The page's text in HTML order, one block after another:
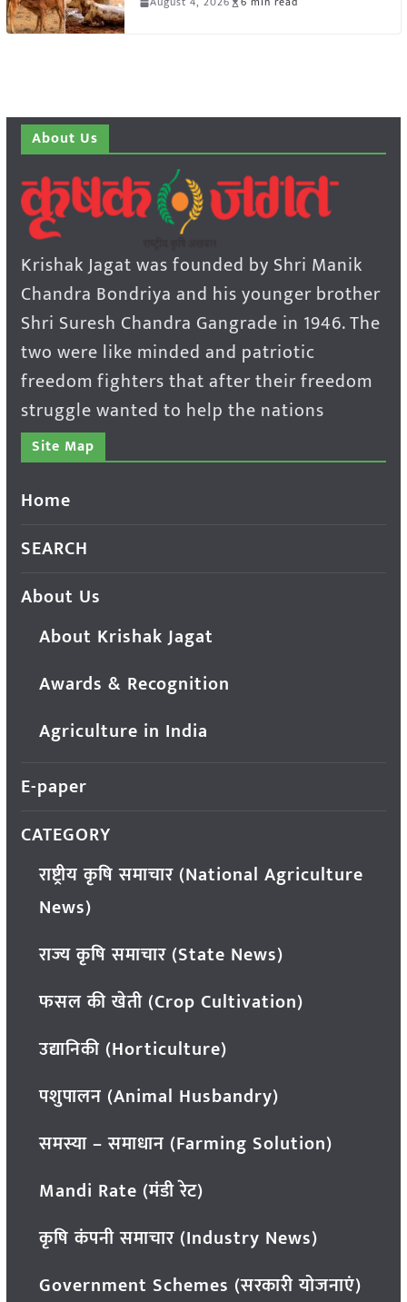
About Us
Krishak Jagat was founded by Shri Manik
Chandra Bondriya and his younger brother
Shri Suresh Chandra Gangrade in 1946. The
two were like minded and patriotic
freedom fighters that after their freedom
struggle wanted to help the nations
Site Map
Home
SEARCH
About Us
About Krishak Jagat
Awards & Recognition
Agriculture in India
E-paper
CATEGORY
राष्ट्रीय कृषि समाचार (National Agriculture
News)
राज्य कृषि समाचार (State News)
फसल की खेती (Crop Cultivation)
उद्यानिकी (Horticulture)
पशुपालन (Animal Husbandry)
समस्या – समाधान (Farming Solution)
Mandi Rate (मंडी रेट)
कृषि कंपनी समाचार (Industry News)
Government Schemes (सरकारी योजनाएं)